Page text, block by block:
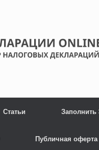
Статьи
Публичная оферта